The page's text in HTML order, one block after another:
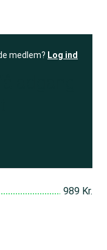
medlem? Log ind
989 Kr.